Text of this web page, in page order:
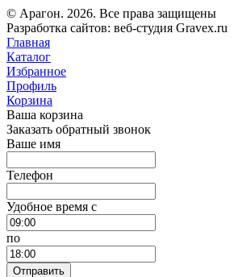
© Арагон. 2026. Все права защищены
Разработка сайтов: веб-студия Gravex.ru
Главная
Каталог
Избранное
Профиль
Корзина
Ваша корзина
Заказать обратный звонок
Ваше имя
Телефон
Удобное время c
по
Отправить